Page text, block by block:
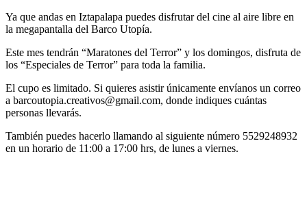
Ya que andas en Iztapalapa puedes disfrutar del cine al aire libre en
la megapantalla del Barco Utopía.
Este mes tendrán “Maratones del Terror” y los domingos, disfruta de
los “Especiales de Terror” para toda la familia.
El cupo es limitado. Si quieres asistir únicamente envíanos un correo
a barcoutopia.creativos@gmail.com, donde indiques cuántas
personas llevarás.
También puedes hacerlo llamando al siguiente número 5529248932
en un horario de 11:00 a 17:00 hrs, de lunes a viernes.